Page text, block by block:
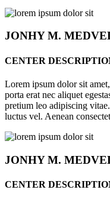
JONHYM.
CENTER
Lorem ipsum dolor sit
porta erat nec aliquet
pretium leo adipiscing
luctus vel. Aenean
JONHYM.
CENTER